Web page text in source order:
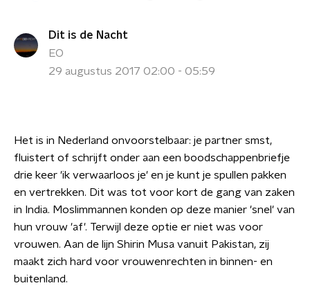
Dit is de Nacht
EO
29 augustus 2017 02:00 - 05:59
Het is in Nederland onvoorstelbaar: je partner smst,
fluistert of schrijft onder aan een boodschappenbriefje
drie keer 'ik verwaarloos je' en je kunt je spullen pakken
en vertrekken. Dit was tot voor kort de gang van zaken
in India. Moslimmannen konden op deze manier 'snel' van
hun vrouw 'af'. Terwijl deze optie er niet was voor
vrouwen. Aan de lijn Shirin Musa vanuit Pakistan, zij
maakt zich hard voor vrouwenrechten in binnen- en
buitenland.